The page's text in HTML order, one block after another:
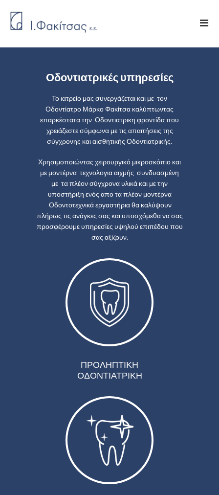
Οδοντιατρικές υπηρεσίες
Το ιατρείο μας συνεργάζεται και με τον
Οδοντίατρο Μάρκο Φακίτσα καλύπτωντας
επαρκέστατα την Οδοντιατρικη φροντίδα που
χρειάζεστε σύμφωνα με τις απαιτήσεις της
σύγχρονης και αισθητικής Οδοντιατρικής.
Χρησιμοποιώντας χειρουργικό μικροσκόπιο και
με μοντέρνα τεχνολογια αιχμής συνδυασμένη
με τα πλέον σύγχρονα υλικά και με την
υποστήριξη ενός απο τα πλέον μοντέρνα
Οδοντοτεχνικά εργαστήρια θα καλύψουν
πλήρως τις ανάγκες σας και υποσχόμεθα να σας
προσφέρουμε υπηρεσίες υψηλού επιπέδου που
σας αξίζουν.
ΠΡΟΛΗΠΤΙΚΗ
ΟΔΟΝΤΙΑΤΡΙΚΗ